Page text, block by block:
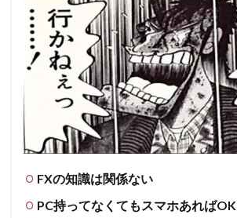
FXの知識は関係ない
PC持ってなくてもスマホあればOK